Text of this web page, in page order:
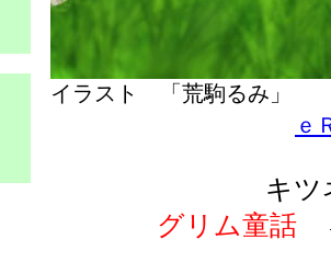
イラスト 「荒駒るみ
ｅ
キツ
グリム童話